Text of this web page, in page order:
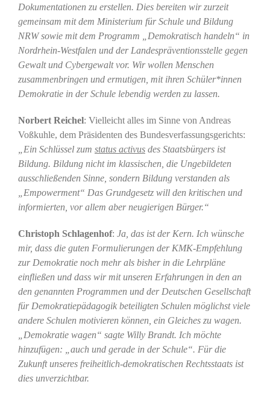
Dokumentationen zu erstellen. Dies bereiten wir zurzeit
gemeinsam mit dem Ministerium für Schule und Bildung
NRW sowie mit dem Programm „Demokratisch handeln“ in
Nordrhein-Westfalen und der Landespräventionsstelle gegen
Gewalt und Cybergewalt vor. Wir wollen Menschen
zusammenbringen und ermutigen, mit ihren Schüler*innen
Demokratie in der Schule lebendig werden zu lassen.
Norbert Reichel: Vielleicht alles im Sinne von Andreas
Voßkuhle, dem Präsidenten des Bundesverfassungsgerichts:
„Ein Schlüssel zum status activusdes Staatsbürgers ist
Bildung. Bildung nicht im klassischen, die Ungebildeten
ausschließenden Sinne, sondern Bildung verstanden als
„Empowerment“ Das Grundgesetz will den kritischen und
informierten, vor allem aber neugierigen Bürger.“
Christoph Schlagenhof: Ja, das ist der Kern. Ich wünsche
mir, dass die guten Formulierungen der KMK-Empfehlung
zur Demokratie noch mehr als bisher in die Lehrpläne
einfließen und dass wir mit unseren Erfahrungen in den an
den genannten Programmen und der Deutschen Gesellschaft
für Demokratiepädagogik beteiligten Schulen möglichst viele
andere Schulen motivieren können, ein Gleiches zu wagen.
„Demokratie wagen“ sagte Willy Brandt. Ich möchte
hinzufügen: „auch und gerade in der Schule“. Für die
Zukunft unseres freiheitlich-demokratischen Rechtsstaats ist
dies unverzichtbar.